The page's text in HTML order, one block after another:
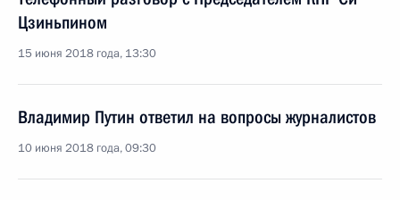
Цзиньпином
15 июня 2018 года, 13:30
Владимир Путин ответил на вопросы журналистов
10 июня 2018 года, 09:30